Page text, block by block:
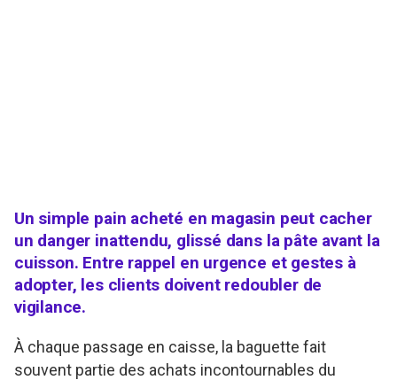
Un simple pain acheté en magasin peut cacher
un danger inattendu, glissé dans la pâte avant la
cuisson. Entre rappel en urgence et gestes à
adopter, les clients doivent redoubler de
vigilance.
À chaque passage en caisse, la baguette fait
souvent partie des achats incontournables du